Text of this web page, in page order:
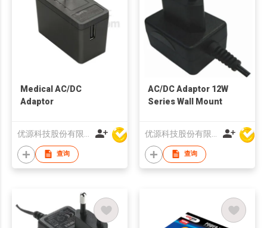
Medical AC/DC
Adaptor
查询
AC/DC Adaptor 12W
Series Wall Mount
查询